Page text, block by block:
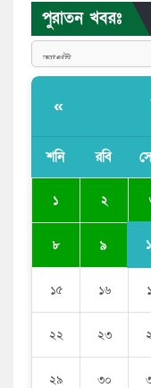
রাষ্ট্রপতি পদে
ফখরুল
আধা কিলোমিটারের
পাঠাতেন ইসলামী
এনসিপি নেতা
পুরাতন খবরঃ
«
শনি রবি
১ ২
৮ ৯
১৫ ১৬
২২ ২৩
২৯ ৩০